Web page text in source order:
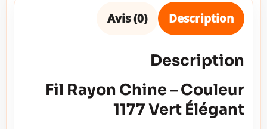
Description
Avis (0)
Description
Fil Rayon Chine – Couleur
1177 Vert Élégant